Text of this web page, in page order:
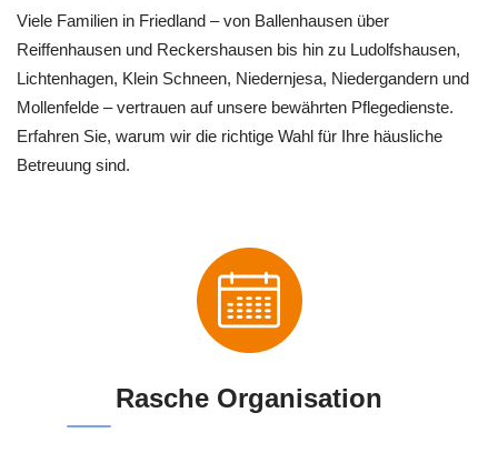
Viele Familien in Friedland – von Ballenhausen über
Reiffenhausen und Reckershausen bis hin zu Ludolfshausen,
Lichtenhagen, Klein Schneen, Niedernjesa, Niedergandern und
Mollenfelde – vertrauen auf unsere bewährten Pflegedienste.
Erfahren Sie, warum wir die richtige Wahl für Ihre häusliche
Betreuung sind.
Rasche Organisation